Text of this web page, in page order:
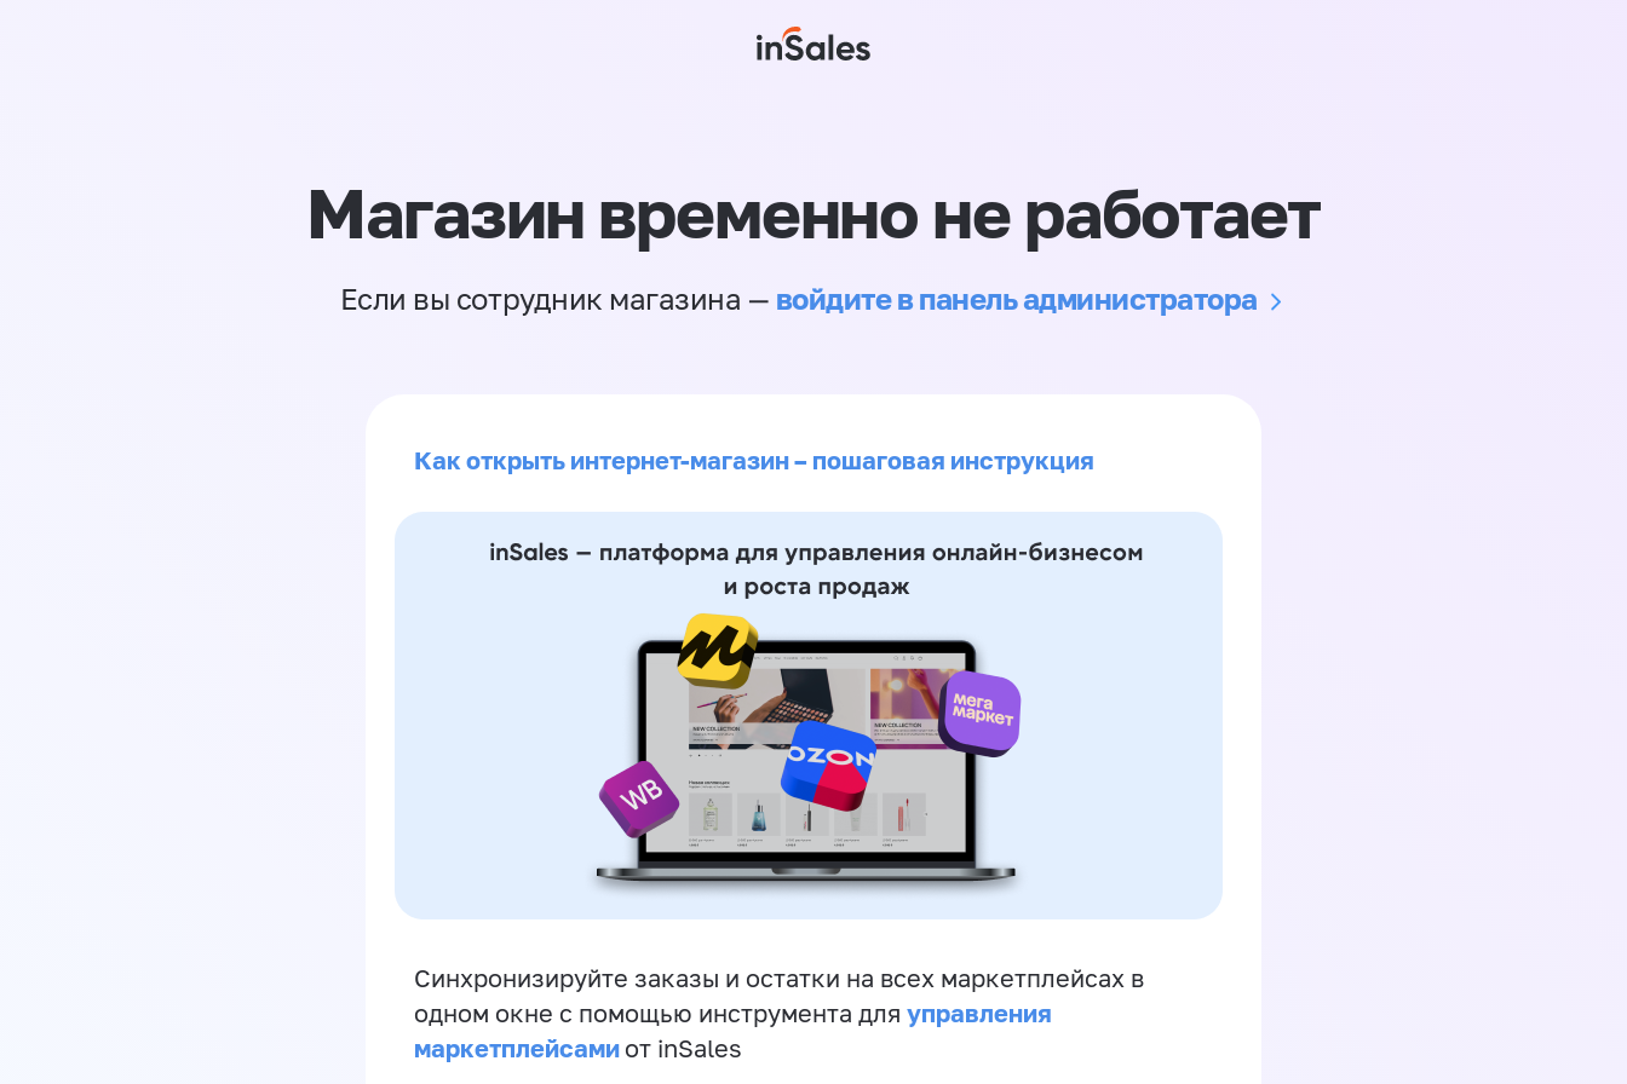
Магазин временно не работает
Если вы сотрудник магазина — войдите в панель администратора
Как открыть интернет-магазин – пошаговая инструкция
Синхронизируйте заказы и остатки на всех маркетплейсах в
одном окне с помощью инструмента для управления
маркетплейсами от inSales